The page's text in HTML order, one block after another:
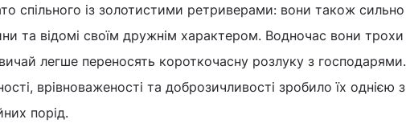
спільного із золотистими ретриверами: вони також сильно
та відомі своїм дружнім характером. Водночас вони трохи
легше переносять короткочасну розлуку з господарями.
врівноваженості та доброзичливості зробило їх однією з
порід.